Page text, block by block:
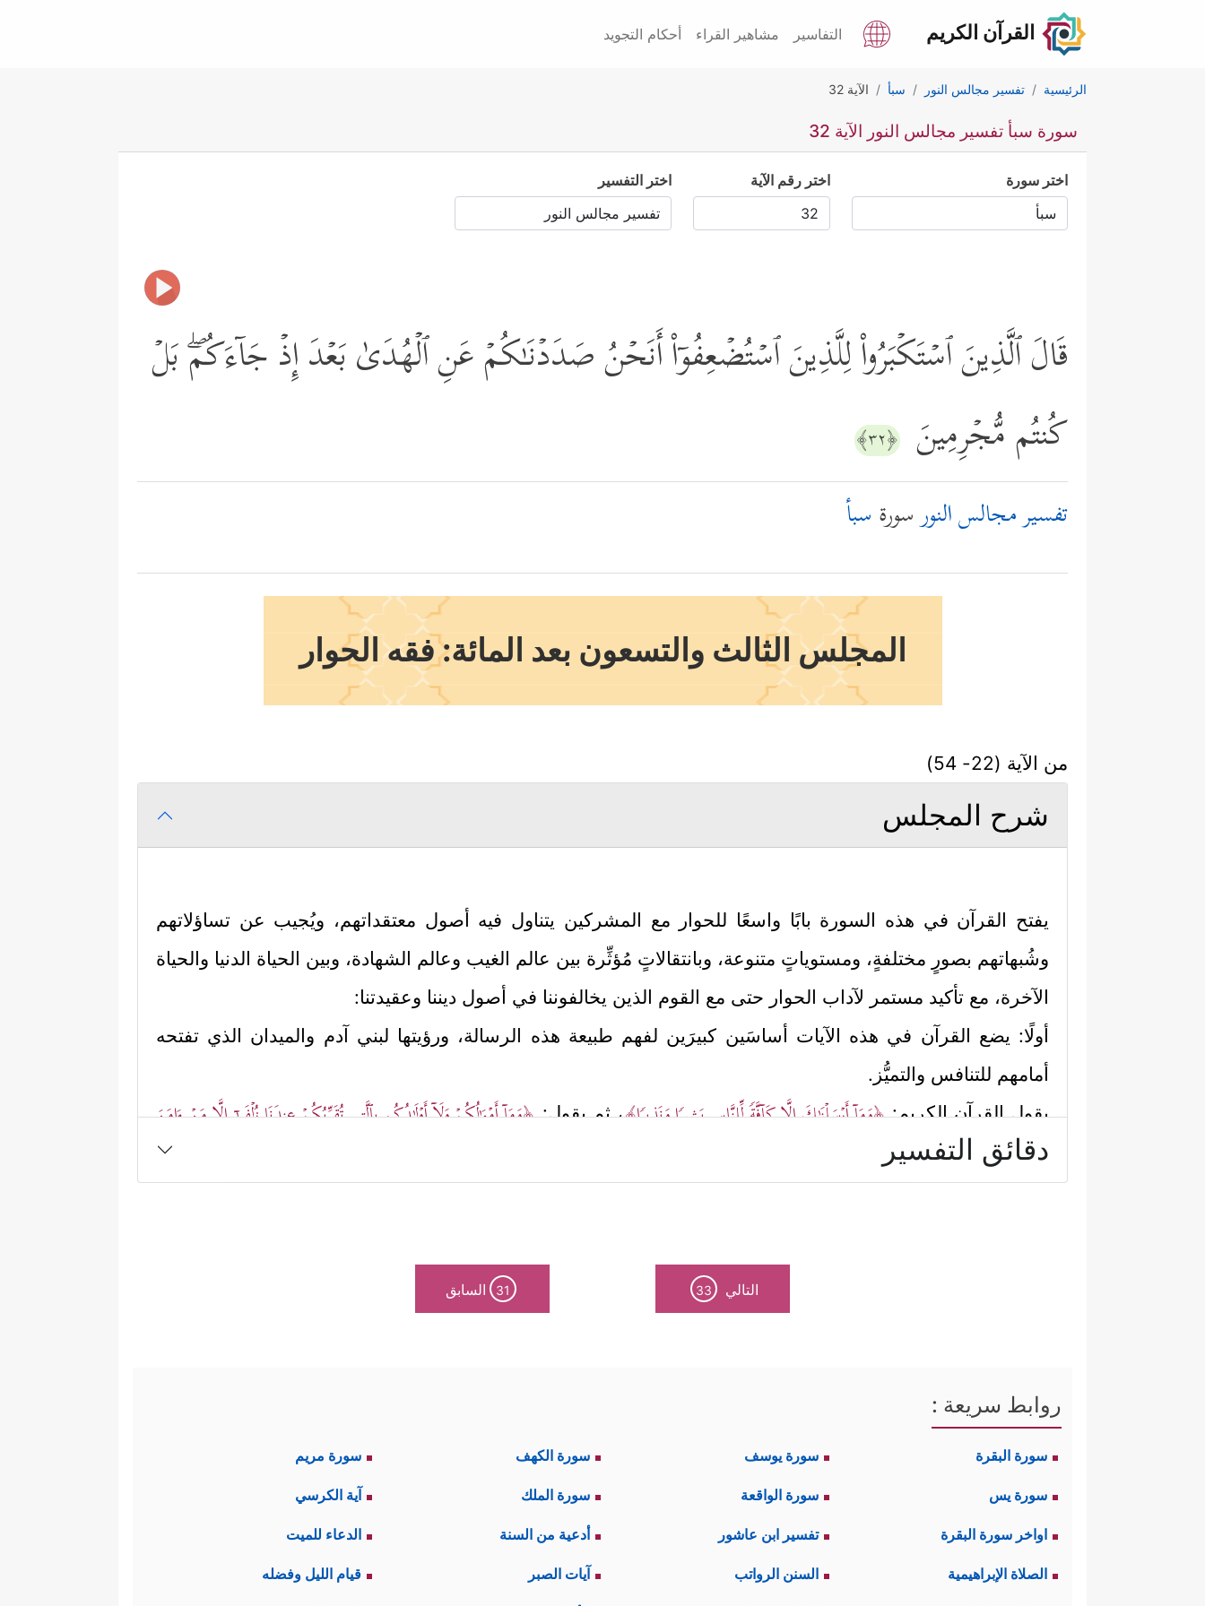
القرآن الكريم التفاسير مشاهير القراء أحكام التجويد
الرئيسية تفسير مجالس النور سبأ الآية 32
سورة سبأ تفسير مجالس النور الآية 32
اختر سورة اختر رقم الآية اختر التفسير
قَالَ ٱلَّذِینَ ٱسۡتَكۡبَرُواْ لِلَّذِینَ ٱسۡتُضۡعِفُوۤاْ أَنَحۡنُ صَدَدۡنَـٰكُمۡ عَنِ ٱلۡهُدَىٰ بَعۡدَ إِذۡ جَاۤءَكُمۖ بَلۡ
كُنتُم مُّجۡرِمِینَ ﴿٣٢﴾
تفسير مجالس النورسورة سبأ
المجلس الثالث والتسعون بعد المائة: فقه الحوار
من الآية (22- 54)
شرح المجلس
يفتح القرآن في هذه السورة بابًا واسعًا للحوار مع المشركين يتناول فيه أصول معتقداتهم، ويُجيب عن تساؤلاتهم
وشُبهاتهم بصورٍ مختلفةٍ، ومستوياتٍ متنوعة، وبانتقالاتٍ مُؤثِّرة بين عالم الغيب وعالم الشهادة، وبين الحياة الدنيا والحياة
الآخرة، مع تأكيد مستمر لآداب الحوار حتى مع القوم الذين يخالفوننا في أصول ديننا وعقيدتنا:
أولًا: يضع القرآن في هذه الآيات أساسَين كبيرَين لفهم طبيعة هذه الرسالة، ورؤيتها لبني آدم والميدان الذي تفتحه
أمامهم للتنافس والتميُّز.
يقول القرآن الكريم:﴿وَمَاۤ أَرۡسَلۡنَـٰكَ إِلَّا كَاۤفَّةࣰ لِّلنَّاسِ بَشِیرࣰا وَنَذِیرࣰا﴾، ثم يقول:﴿وَمَاۤ أَمۡوَ ٰ⁠لُكُمۡ وَلَاۤ أَوۡلَـٰدُكُم بِٱلَّتِی تُقَرِّبُكُمۡ عِندَنَا زُلۡفَىٰۤ إِلَّا مَنۡ ءَامَنَ
وَعَمِلَ صَـٰلِحࣰا﴾.
الميزان ميزان العمل، فمن تقدَّم به عمله تقدَّم، ومن تأخَّر به عمله تأخَّر، مهما كان نسبه وأصله وفصله، ولا شكَّ أنّ
هذه الأسس تبعث روح الطمأنينة في نفوس المخاطَبين؛ لأنّ الإنسان لا يرضَى أن يُخاطَب بالدين من ناحية، ثم يُخاطَب
ثانيًا: يبدأ القرآن بطرح سؤالٍ يسهِّل فيه للعقل البشري أن يُدرك أنّ هذه الأصنام لا تنفع ولا تضرُّ، وأنّ الخالق الوحيد
لهذا الكون إنّما هو الله
مِنۡهُم مِّن ظَهِیرࣲ ﴾
، ثُمّ يطرق على هذه العقول مرة أخرى: ﴿قُلۡ أَرُونِیَ ٱلَّذِینَ أَلۡحَقۡتُم بِهِۦ شُرَكَاۤءَۖ كَلَّاۚ بَلۡ هُوَ ٱللَّهُ ٱلۡعَزِیزُ ٱلۡحَكِیمُ ﴾
استشفاعًا وتقرُّبًا إلى الله، ردَّ القرآن عليهم:
دقائق التفسير
التالي 33
31 السابق
روابط سريعة :
سورة البقرة سورة يوسف سورة الكهف سورة مريم
سورة يس سورة الواقعة سورة الملك آية الكرسي
اواخر سورة البقرة تفسير ابن عاشور أدعية من السنة الدعاء للميت
الصلاة الإبراهيمية السنن الرواتب آيات الصبر قيام الليل وفضله